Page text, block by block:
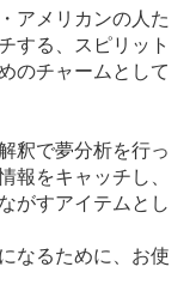
アメリカンの人た
する、スピリット
のチャームとして
釈で夢分析を行っ
報をキャッチし、
がすアイテムとし
なるために、お使